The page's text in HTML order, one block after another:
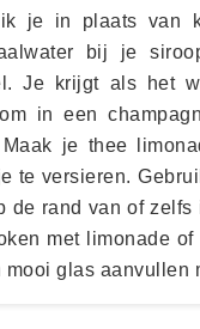
je in plaats van
bij je
Je krijgt als het
in een
Maak je thee
te versieren.
de rand van of
met limonade
mooi glas aanvullen